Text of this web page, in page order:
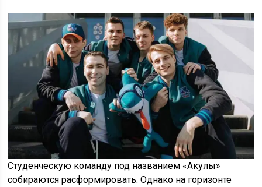
Студенческую команду под названием «Акулы»
собираются расформировать. Однако на горизонте